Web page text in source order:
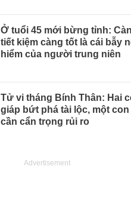
Ở tuổi 45 mới bừng tỉnh:
tiết kiệm càng tốt là cái bẫy
hiểm của người trung niên
Tử vi tháng Bính Thân: Hai
giáp bứt phá tài lộc, một con
cần cẩn trọng rủi ro
Advertisement